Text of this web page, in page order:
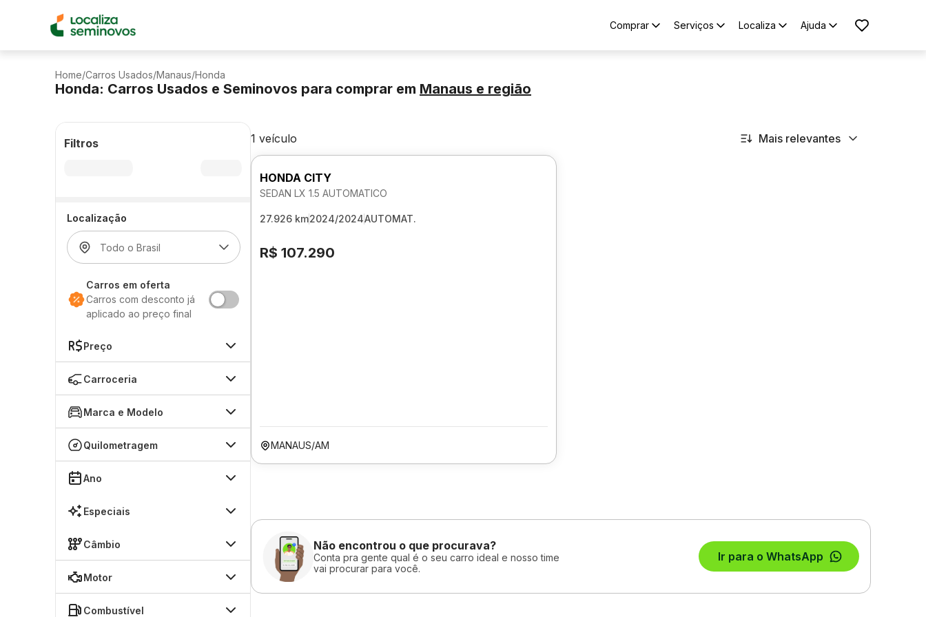
Comprar Serviços Localiza Ajuda
Home/Carros Usados/Manaus/Honda
Honda: Carros Usados e Seminovos para comprar em Manaus e região
Filtros
Localização
Carros em oferta
Carros com desconto já
aplicado ao preço final
Preço
Carroceria
Marca e Modelo
Quilometragem
Ano
Especiais
Câmbio
Motor
Combustível
1 veículo Mais relevantes
HONDA CITY
SEDAN LX 1.5 AUTOMATICO
27.926 km2024/2024AUTOMAT.
R$ 107.290
MANAUS/AM
Não encontrou o que procurava?
Conta pra gente qual é o seu carro ideal e nosso time
vai procurar para você.
Ir para o WhatsApp